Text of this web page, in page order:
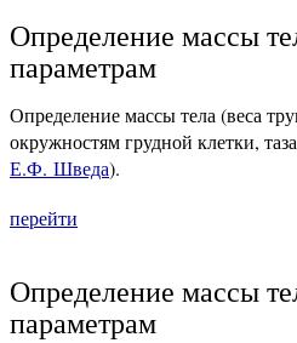
Определение массы
параметрам
Определение массы тела (веса
окружностям грудной клетки,
Е.Ф. Шведа).
перейти
Определение массы
параметрам